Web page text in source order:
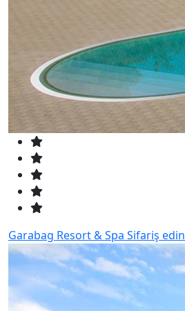
Garabag Resort & Spa Sifariş edin